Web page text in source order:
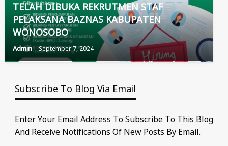
TELAH DIBUKA REKRUTMEN STAF
PELAKSANA BAZNAS KABUPATEN
WONOSOBO
Admin September 7, 2024
Subscribe To Blog Via Email
Enter Your Email Address To Subscribe To This Blog
And Receive Notifications Of New Posts By Email.